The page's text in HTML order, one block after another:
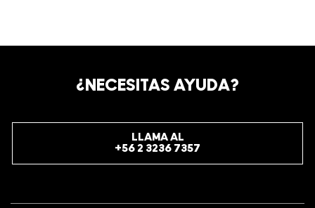
¿NECESITAS AYUDA?
LLAMA AL
+56 2 3236 7357